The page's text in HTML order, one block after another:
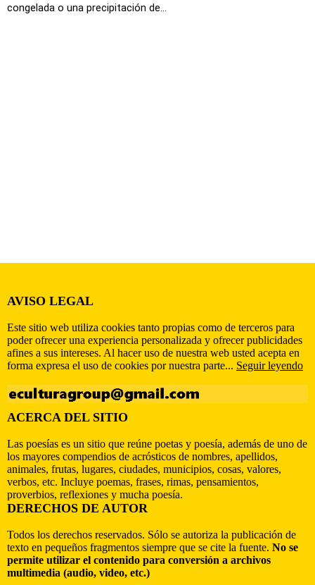
congelada o una precipitación de...
AVISO LEGAL
Este sitio web utiliza cookies tanto propias como de terceros para
poder ofrecer una experiencia personalizada y ofrecer publicidades
afines a sus intereses. Al hacer uso de nuestra web usted acepta en
forma expresa el uso de cookies por nuestra parte... Seguir leyendo
ACERCA DEL SITIO
Las poesías es un sitio que reúne poetas y poesía, además de uno de
los mayores compendios de acrósticos de nombres, apellidos,
animales, frutas, lugares, ciudades, municipios, cosas, valores,
verbos, etc. Incluye poemas, frases, rimas, pensamientos,
proverbios, reflexiones y mucha poesía.
DERECHOS DE AUTOR
Todos los derechos reservados. Sólo se autoriza la publicación de
texto en pequeños fragmentos siempre que se cite la fuente. No se
permite utilizar el contenido para conversión a archivos
multimedia (audio, video, etc.)